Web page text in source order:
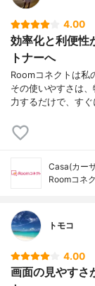
4.00
効率化と利便性
トナーへ
Roomコネクトは私
その使いやすさは
力するだけで、す
Casa(カー
Roomコネ
トモコ
4.00
画面の見やすさ